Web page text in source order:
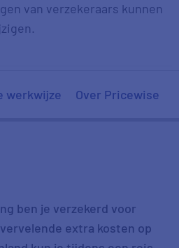
van verzekeraars kunnen
werkwijze Over Pricewise
ben je verzekerd voor
extra kosten op